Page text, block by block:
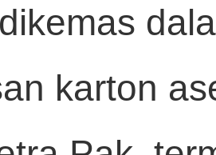
karton